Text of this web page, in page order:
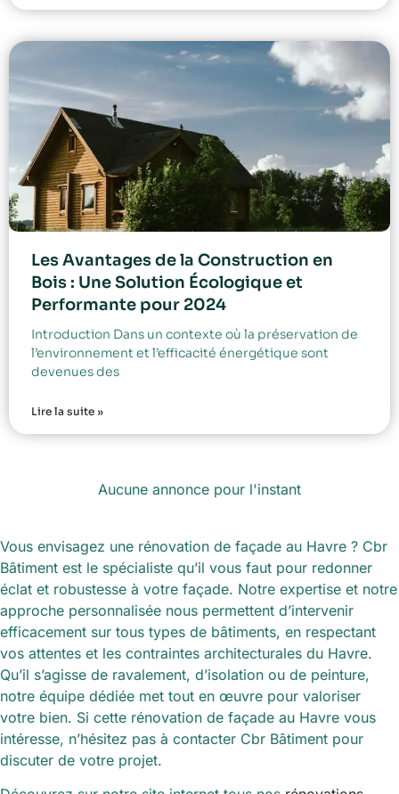
Les Avantages de la Construction en
Bois : Une Solution Écologique et
Performante pour 2024
Introduction Dans un contexte où la préservation de
l’environnement et l’efficacité énergétique sont
devenues des
Lire la suite »
Aucune annonce pour l'instant
Vous envisagez une rénovation de façade au Havre ? Cbr
Bâtiment est le spécialiste qu’il vous faut pour redonner
éclat et robustesse à votre façade. Notre expertise et notre
approche personnalisée nous permettent d’intervenir
efficacement sur tous types de bâtiments, en respectant
vos attentes et les contraintes architecturales du Havre.
Qu’il s’agisse de ravalement, d’isolation ou de peinture,
notre équipe dédiée met tout en œuvre pour valoriser
votre bien. Si cette rénovation de façade au Havre vous
intéresse, n’hésitez pas à contacter Cbr Bâtiment pour
discuter de votre projet.